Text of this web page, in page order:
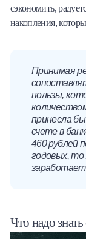
сэкономить,
накопления,
Принимая
пользы,
принесла
счете в
460 рублей
годовых, то
Что надо